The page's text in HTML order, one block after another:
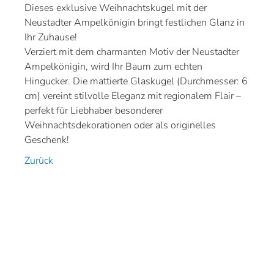
Dieses exklusive Weihnachtskugel mit der
Neustadter Ampelkönigin bringt festlichen Glanz in
Ihr Zuhause!
Verziert mit dem charmanten Motiv der Neustadter
Ampelkönigin, wird Ihr Baum zum echten
Hingucker. Die mattierte Glaskugel (Durchmesser: 6
cm) vereint stilvolle Eleganz mit regionalem Flair –
perfekt für Liebhaber besonderer
Weihnachtsdekorationen oder als originelles
Geschenk!
Zurück